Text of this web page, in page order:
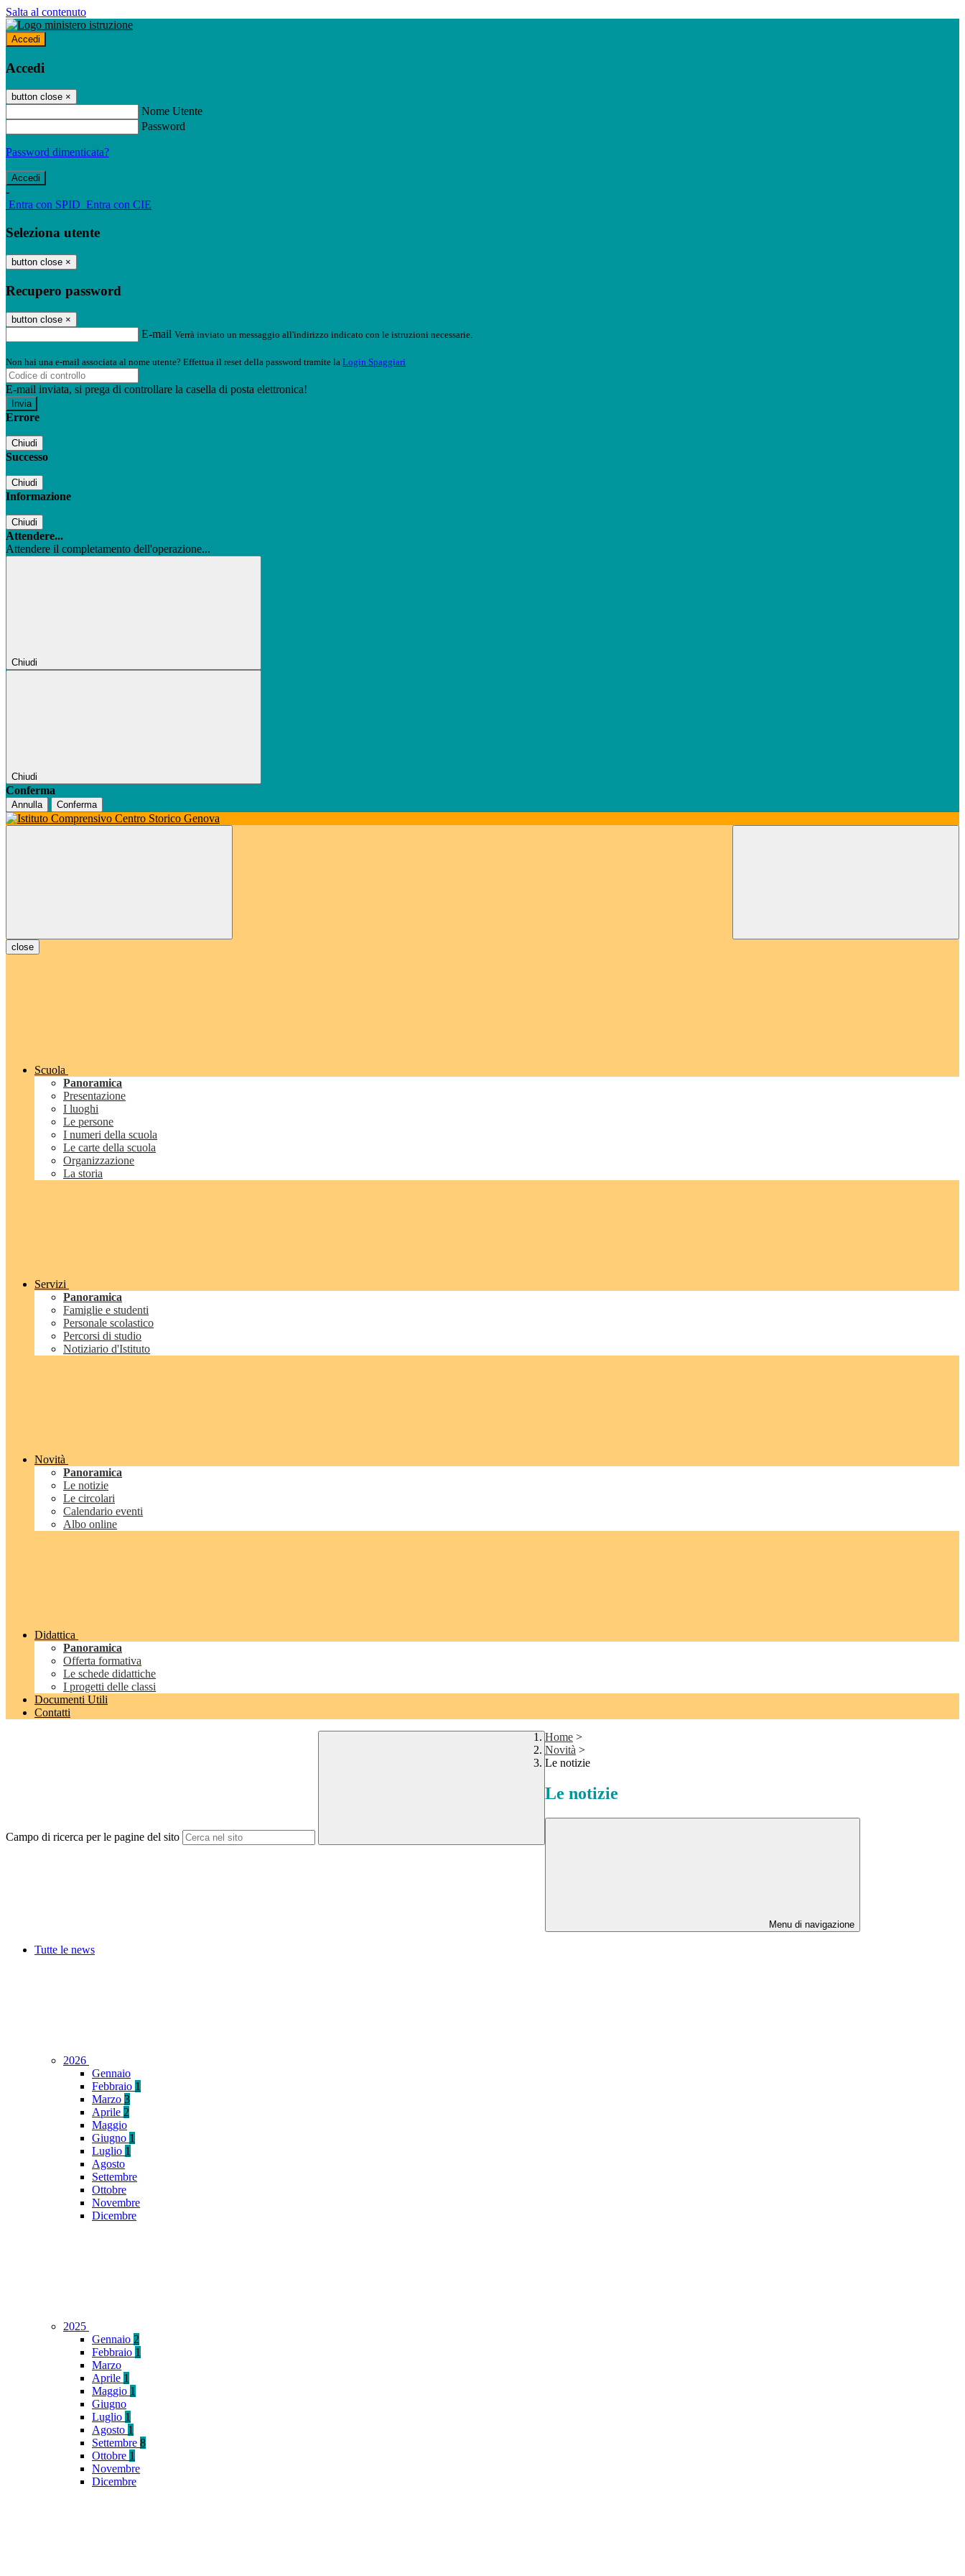
Salta al contenuto
Accedi
Accedi
button close ×
Nome Utente
Password
Password dimenticata?
-
Entra con SPID Entra con CIE
Seleziona utente
button close ×
Recupero password
button close ×
E-mail Verrà inviato un messaggio all'indirizzo indicato con le istruzioni necessarie.
Non hai una e-mail associata al nome utente? Effettua il reset della password tramite la Login Spaggiari
E-mail inviata, si prega di controllare la casella di posta elettronica!
Errore
Chiudi
Successo
Chiudi
Informazione
Chiudi
Attendere...
Attendere il completamento dell'operazione...
Chiudi
Chiudi
Conferma
Annulla Conferma
close
Scuola
Panoramica
Presentazione
I luoghi
Le persone
I numeri della scuola
Le carte della scuola
Organizzazione
La storia
Servizi
Panoramica
Famiglie e studenti
Personale scolastico
Percorsi di studio
Notiziario d'Istituto
Novità
Panoramica
Le notizie
Le circolari
Calendario eventi
Albo online
Didattica
Panoramica
Offerta formativa
Le schede didattiche
I progetti delle classi
Documenti Utili
Contatti
Campo di ricerca per le pagine del sito
Home >
Novità >
Le notizie
Le notizie
Menu di navigazione
Tutte le news
2026
Gennaio
Febbraio 1
Marzo 3
Aprile 2
Maggio
Giugno 1
Luglio 1
Agosto
Settembre
Ottobre
Novembre
Dicembre
2025
Gennaio 2
Febbraio 1
Marzo
Aprile 1
Maggio 1
Giugno
Luglio 1
Agosto 1
Settembre 8
Ottobre 1
Novembre
Dicembre